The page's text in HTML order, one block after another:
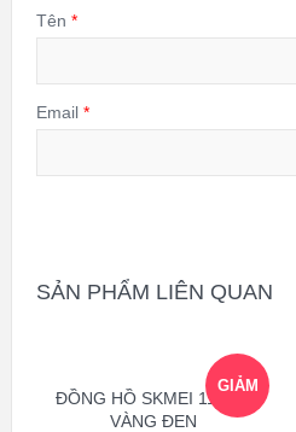
Tên *
Email *
SẢN PHẨM LIÊN QUAN
GIẢM
ĐỒNG HỒ SKMEI 1163 –
VÀNG ĐEN